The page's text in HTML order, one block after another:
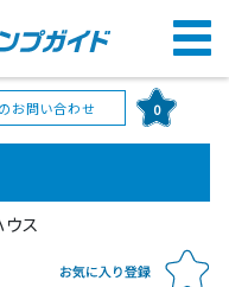
お問い合わせ 0
ウス